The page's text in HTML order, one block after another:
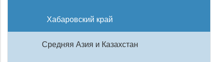
Хабаровский край
Средняя Азия и Казахстан